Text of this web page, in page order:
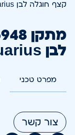
קצף חוגלה לבן aquarius
לבן aquarius
מפרט טכני
צור קשר